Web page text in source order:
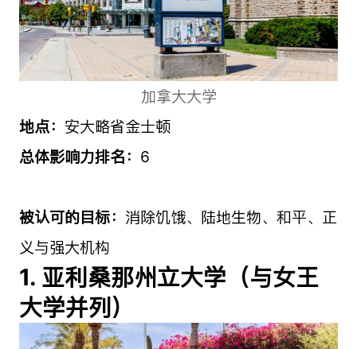
加拿大大学
地点： 安大略省金士顿
总体影响力排名： 6
被认可的目标： 消除饥饿、陆地生物、和平、正
义与强大机构
1. 亚利桑那州立大学（与女王
大学并列）